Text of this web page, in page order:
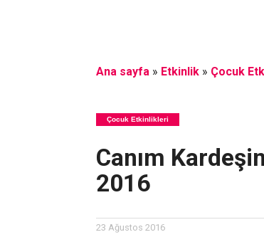
Ana sayfa» Etkinlik» Çocuk
Çocuk Etkinlikleri
Canım
2016
23 Ağustos 2016